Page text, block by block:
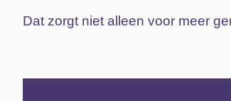
Dat zorgt niet alleen voor meer